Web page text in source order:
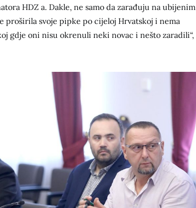
HDZ a. Dakle, ne samo da zarađuju na ubijenim
proširila svoje pipke po cijeloj Hrvatskoj i nema
gdje oni nisu okrenuli neki novac i nešto zaradili“,